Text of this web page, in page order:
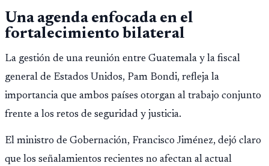
Una agenda enfocada en el
fortalecimiento bilateral
La gestión de una reunión entre Guatemala y la fiscal
general de Estados Unidos, Pam Bondi, refleja la
importancia que ambos países otorgan al trabajo conjunto
frente a los retos de seguridad y justicia.
El ministro de Gobernación, Francisco Jiménez, dejó claro
que los señalamientos recientes no afectan al actual